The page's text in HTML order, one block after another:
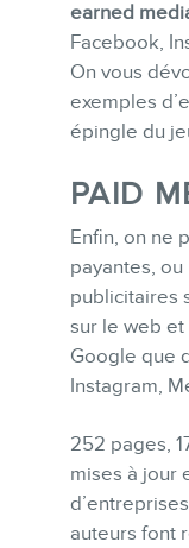
earned
Facebook,
On vous
exemples
épingle du
PAID
Enfin, on ne
payantes, ou
publicitaires
sur le web et
Google que
Instagram,
252 pages,
mises à jour
auteurs font